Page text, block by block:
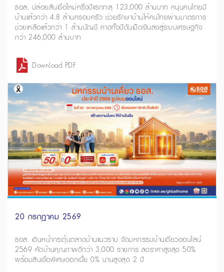
ธอส. ปล่อยสินเชื่อใหม่ครึ่งปีแรกทะลุ 123,000 ล้านบาท หนุนคนไทยมี
บ้านแล้วกว่า 4.8 ล้านครอบครัว ช่วยรักษาบ้านให้คนไทยผ่านมาตรการ
ช่วยเหลือแล้วกว่า 1 ล้านบัญชี คาดทั้งปีดันเม็ดเงินลงสู่ระบบเศรษฐกิจ
กว่า 246,000 ล้านบาท
Download PDF
20 กรกฎาคม 2569
ธอส. เดินหน้ากระตุ้นตลาดบ้านแนวราบ จัดมหกรรมบ้านเดี่ยวออนไลน์
2569 คัดบ้านคุณภาพดีกว่า 3,000 รายการ ลดราคาสูงสุด 50%
พร้อมสินเชื่อพิเศษดอกเบี้ย 0% นานสูงสุด 2 ปี